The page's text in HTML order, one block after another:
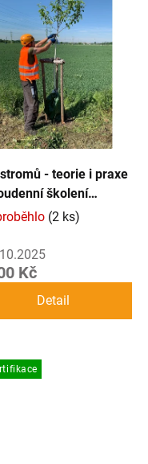
- teorie i praxe
školení
(2 ks)
Kč
Detail